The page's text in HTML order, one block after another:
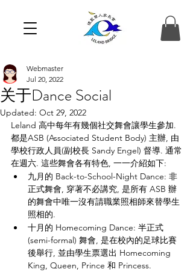
关于Dance Social
Webmaster
Jul 20, 2022
Updated: Oct 29, 2022
Leland 高中每年有幾個社交舞會讓學生參加.
都是ASB (Associated Student Body) 主辦, 由
學校行政人員(副校長 Sandy Engel) 督導. 通常
在週六. 這些舞會各有特色, 一一介紹如下:
九月的 Back-to-School-Night Dance: 非
正式舞會, 穿著不必講究, 是所有 ASB 辦
的舞會中唯一沒有請職業照相師來替學生
照相的.
十月的 Homecoming Dance: 半正式
(semi-formal) 舞會, 是在校內的足球比賽
後舉行, 並由學生票選出 Homecoming
King, Queen, Prince 和 Princess.